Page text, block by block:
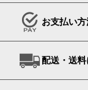
お支払い方
配送・送